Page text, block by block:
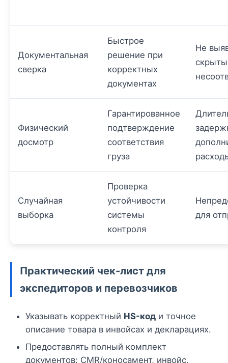
Документальная
сверка
Быстрое
решение при
корректных
документах
Не
Физический
досмотр
Гарантированное
подтверждение
соответствия
груза
Случайная
выборка
Проверка
устойчивости
системы
контроля
для
Практический чек-лист для
экспедиторов и перевозчиков
Указывать корректный HS-код и точное
описание товара в инвойсах и декларациях.
Предоставлять полный комплект
документов: CMR/коносамент, инвойс,